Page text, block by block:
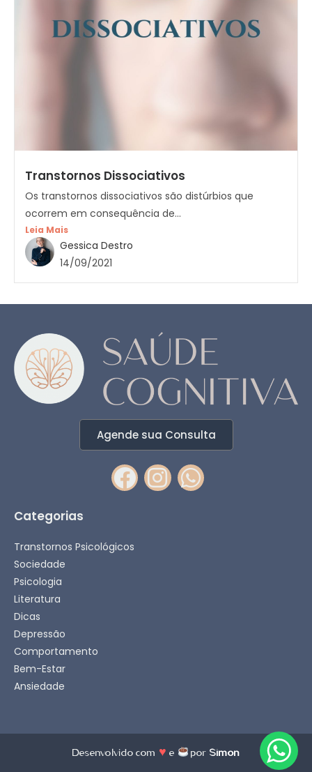
Transtornos Dissociativos
Os transtornos dissociativos são distúrbios que
ocorrem em consequência de...
Leia Mais
Gessica Destro
14/09/2021
Agende sua Consulta
Categorias
Transtornos Psicológicos
Sociedade
Psicologia
Literatura
Dicas
Depressão
Comportamento
Bem-Estar
Ansiedade
Desenvolvido com ♥ e porSimon